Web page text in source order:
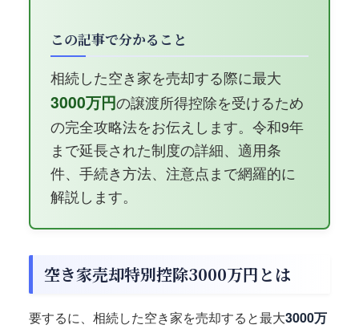
この記事で分かること
相続した空き家を売却する際に最大
3000万円の譲渡所得控除を受けるため
の完全攻略法をお伝えします。令和9年
まで延長された制度の詳細、適用条
件、手続き方法、注意点まで網羅的に
解説します。
空き家売却特別控除3000万円とは
要するに、相続した空き家を売却すると最大3000万